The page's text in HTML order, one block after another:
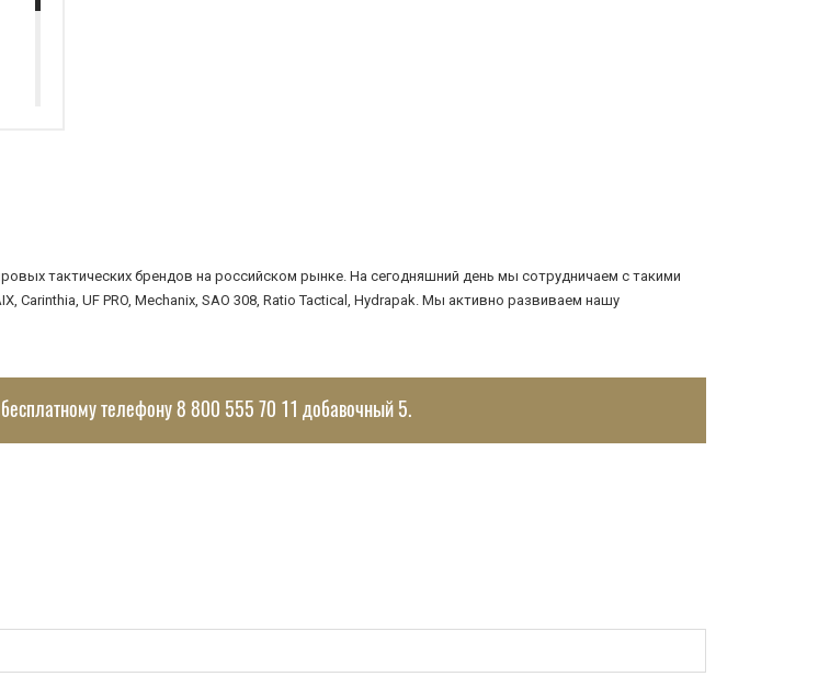
тактических брендов на российском рынке. На сегодняшний день мы сотрудничаем с такими
UF PRO, Mechanix, SAO 308, Ratio Tactical, Hydrapak. Мы активно развиваем нашу
телефону 8 800 555 70 11 добавочный 5.